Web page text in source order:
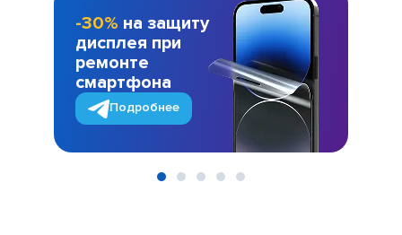
-30% на защиту
дисплея при
ремонте
смартфона
Подробнее